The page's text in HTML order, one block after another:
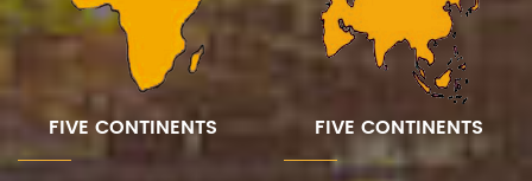
FIVE CONTINENTS FIVE CONTINENTS